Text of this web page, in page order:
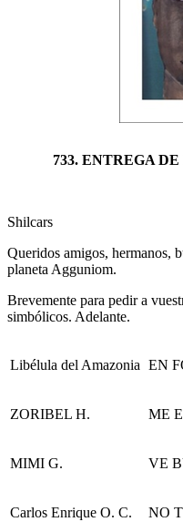
733. ENTREGA
Shilcars
Queridos amigos, hermanos,
planeta Agguniom.
Brevemente para pedir a
simbólicos. Adelante.
Libélula del Amazonia EN
ZORIBEL H. ME
MIMI G. VE
Carlos Enrique O. C. NO